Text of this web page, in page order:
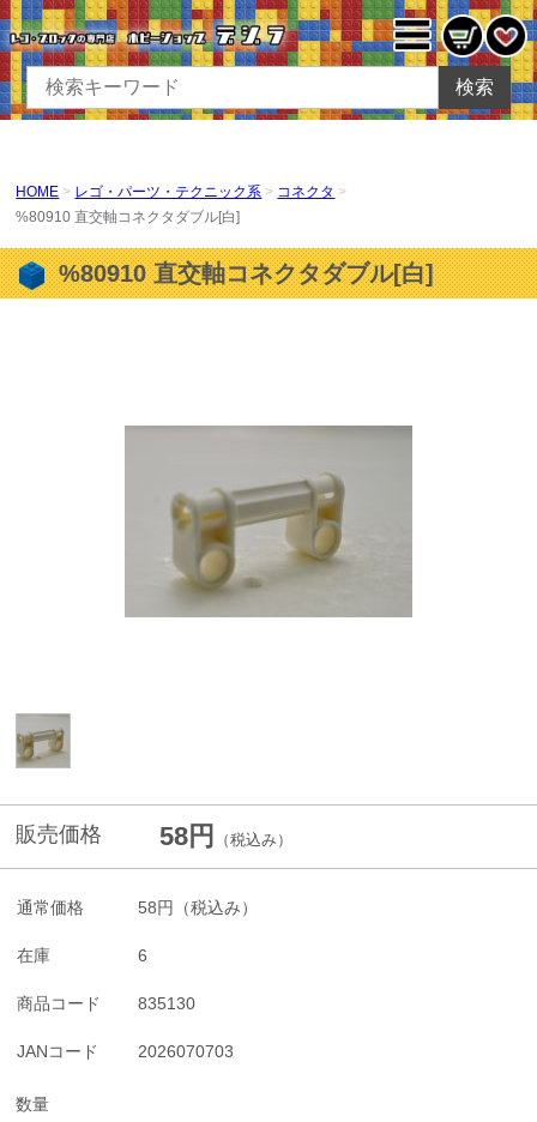
検索
HOME レゴ・パーツ・テクニック系
コネクタ
%80910 直交軸コネクタダブル[白]
%80910 直交軸コネクタダブル[白]
販売価格 58円 （税込み）
通常価格 58円 （税込み）
在庫 6
商品コード 835130
JANコード 2026070703
数量